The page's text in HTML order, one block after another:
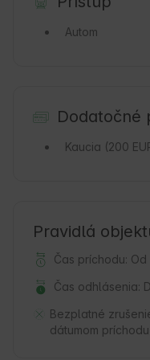
Autom
Dodatočné
Kaucia (200
Pravidlá
Čas príchodu: Od
Čas odhlásenia:
Bezplatné
dátumom príchodu